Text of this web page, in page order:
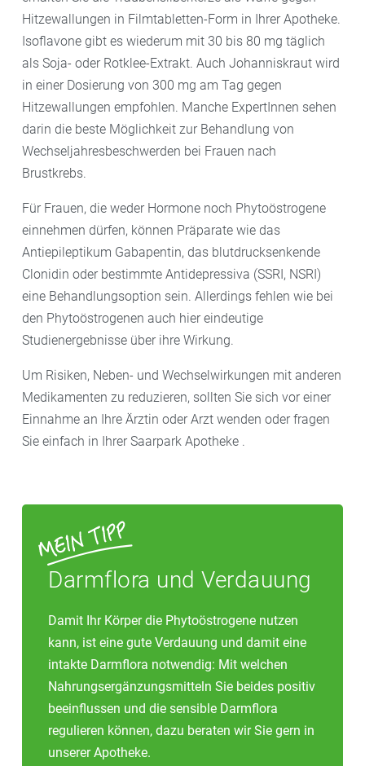
Hitzewallungen in Filmtabletten-Form in Ihrer Apotheke.
Isoflavone gibt es wiederum mit 30 bis 80 mg täglich
als Soja- oder Rotklee-Extrakt. Auch Johanniskraut wird
in einer Dosierung von 300 mg am Tag gegen
Hitzewallungen empfohlen. Manche ExpertInnen sehen
darin die beste Möglichkeit zur Behandlung von
Wechseljahresbeschwerden bei Frauen nach
Brustkrebs.
Für Frauen, die weder Hormone noch Phytoöstrogene
einnehmen dürfen, können Präparate wie das
Antiepileptikum Gabapentin, das blutdrucksenkende
Clonidin oder bestimmte Antidepressiva (SSRI, NSRI)
eine Behandlungsoption sein. Allerdings fehlen wie bei
den Phytoöstrogenen auch hier eindeutige
Studienergebnisse über ihre Wirkung.
Um Risiken, Neben- und Wechselwirkungen mit anderen
Medikamenten zu reduzieren, sollten Sie sich vor einer
Einnahme an Ihre Ärztin oder Arzt wenden oder fragen
Sie einfach in Ihrer Saarpark Apotheke .
Darmflora und Verdauung
Damit Ihr Körper die Phytoöstrogene nutzen
kann, ist eine gute Verdauung und damit eine
intakte Darmflora notwendig: Mit welchen
Nahrungsergänzungsmitteln Sie beides positiv
beeinflussen und die sensible Darmflora
regulieren können, dazu beraten wir Sie gern in
unserer Apotheke.